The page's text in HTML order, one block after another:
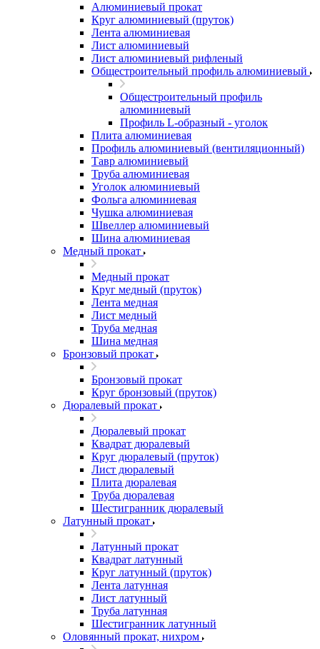
Алюминиевый прокат
Круг алюминиевый (пруток)
Лента алюминиевая
Лист алюминиевый
Лист алюминиевый рифленый
Общестроительный профиль алюминиевый
Общестроительный профиль
алюминиевый
Профиль L-образный - уголок
Плита алюминиевая
Профиль алюминиевый (вентиляционный)
Тавр алюминиевый
Труба алюминиевая
Уголок алюминиевый
Фольга алюминиевая
Чушка алюминиевая
Швеллер алюминиевый
Шина алюминиевая
Медный прокат
Медный прокат
Круг медный (пруток)
Лента медная
Лист медный
Труба медная
Шина медная
Бронзовый прокат
Бронзовый прокат
Круг бронзовый (пруток)
Дюралевый прокат
Дюралевый прокат
Квадрат дюралевый
Круг дюралевый (пруток)
Лист дюралевый
Плита дюралевая
Труба дюралевая
Шестигранник дюралевый
Латунный прокат
Латунный прокат
Квадрат латунный
Круг латунный (пруток)
Лента латунная
Лист латунный
Труба латунная
Шестигранник латунный
Оловянный прокат, нихром